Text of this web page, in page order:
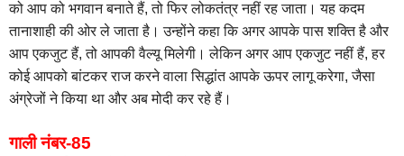
को आप को भगवान बनाते हैं, तो फिर लोकतंत्र नहीं रह जाता। यह कदम
तानाशाही की ओर ले जाता है। उन्होंने कहा कि अगर आपके पास शक्ति है और
आप एकजुट हैं, तो आपकी वैल्यू मिलेगी। लेकिन अगर आप एकजुट नहीं हैं, हर
कोई आपको बांटकर राज करने वाला सिद्धांत आपके ऊपर लागू करेगा, जैसा
अंग्रेजों ने किया था और अब मोदी कर रहे हैं।
गाली नंबर-85